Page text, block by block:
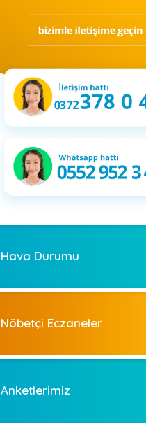
Hava Durumu
Nöbetçi Eczaneler
Anketlerimiz